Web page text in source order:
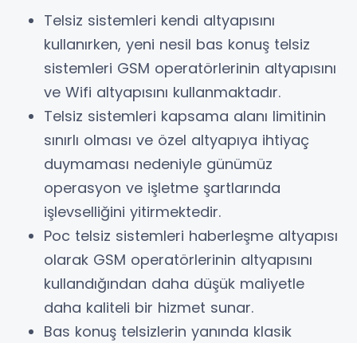
Telsiz sistemleri kendi altyapısını
kullanırken, yeni nesil bas konuş telsiz
sistemleri GSM operatörlerinin altyapısını
ve Wifi altyapısını kullanmaktadır.
Telsiz sistemleri kapsama alanı limitinin
sınırlı olması ve özel altyapıya ihtiyaç
duymaması nedeniyle günümüz
operasyon ve işletme şartlarında
işlevselliğini yitirmektedir.
Poc telsiz sistemleri haberleşme altyapısı
olarak GSM operatörlerinin altyapısını
kullandığından daha düşük maliyetle
daha kaliteli bir hizmet sunar.
Bas konuş telsizlerin yanında klasik